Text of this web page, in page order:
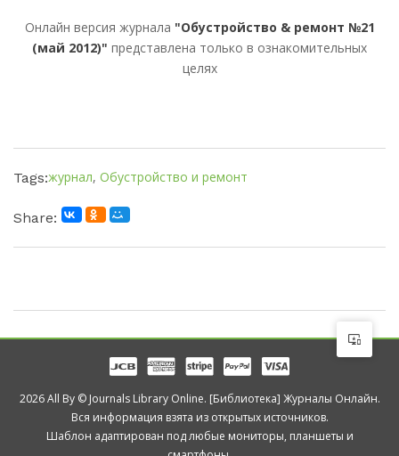
Онлайн версия журнала "Обустройство & ремонт №21
(май 2012)" представлена только в ознакомительных
целях
Tags:журнал, Обустройство и ремонт
Share:
2026 All By © Journals Library Online. [Библиотека] Журналы Онлайн.
Вся информация взята из открытых источников.
Шаблон адаптирован под любые мониторы, планшеты и